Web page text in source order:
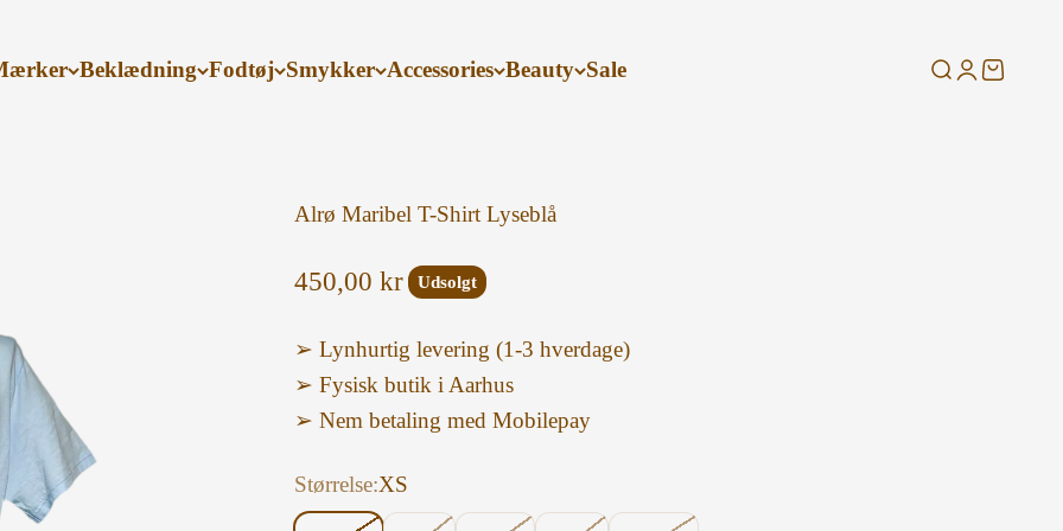
Beklædning Fodtøj Smykker Accessories Beauty Sale SøgLog ind
Kurv
Alrø Maribel T-Shirt Lyseblå
Salgspris
450,00 kr Udsolgt
➢ Lynhurtig levering (1-3 hverdage)
➢ Fysisk butik i Aarhus
➢ Nem betaling med Mobilepay
Størrelse:XS